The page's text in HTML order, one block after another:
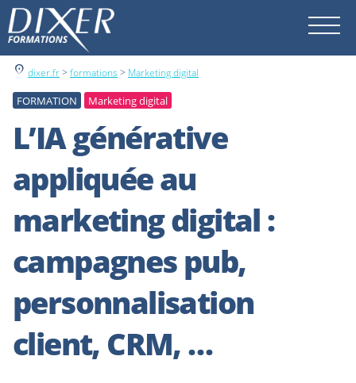
location_on dixer.fr> formations > Marketing digital
FORMATION Marketing digital
L’IA générative
appliquée au
marketing digital :
campagnes pub,
personnalisation
client, CRM, …